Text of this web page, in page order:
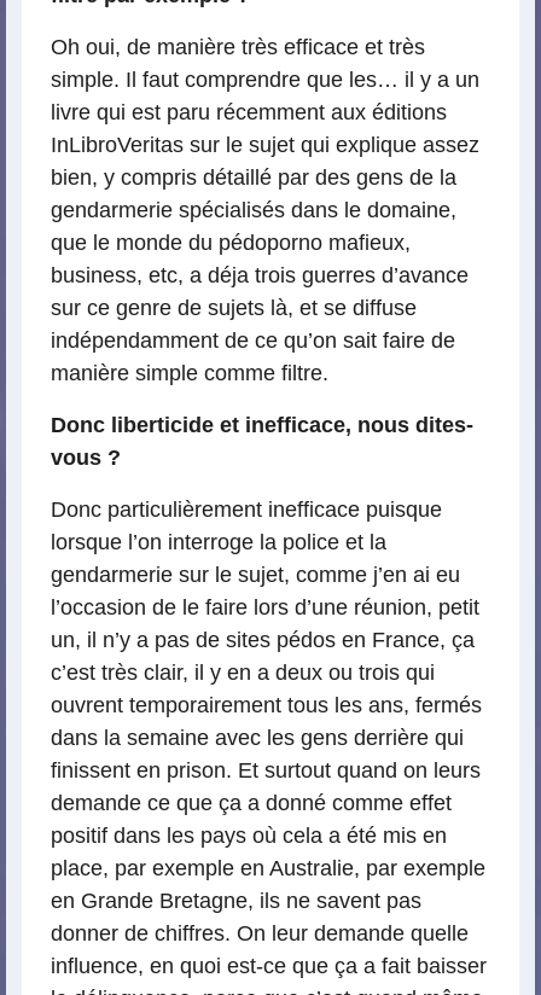
Oh oui, de manière très efficace et très
simple. Il faut comprendre que les… il y a un
livre qui est paru récemment aux éditions
InLibroVeritas sur le sujet qui explique assez
bien, y compris détaillé par des gens de la
gendarmerie spécialisés dans le domaine,
que le monde du pédoporno mafieux,
business, etc, a déja trois guerres d’avance
sur ce genre de sujets là, et se diffuse
indépendamment de ce qu’on sait faire de
manière simple comme filtre.
Donc liberticide et inefficace, nous dites-
vous ?
Donc particulièrement inefficace puisque
lorsque l’on interroge la police et la
gendarmerie sur le sujet, comme j’en ai eu
l’occasion de le faire lors d’une réunion, petit
un, il n’y a pas de sites pédos en France, ça
c’est très clair, il y en a deux ou trois qui
ouvrent temporairement tous les ans, fermés
dans la semaine avec les gens derrière qui
finissent en prison. Et surtout quand on leurs
demande ce que ça a donné comme effet
positif dans les pays où cela a été mis en
place, par exemple en Australie, par exemple
en Grande Bretagne, ils ne savent pas
donner de chiffres. On leur demande quelle
influence, en quoi est-ce que ça a fait baisser